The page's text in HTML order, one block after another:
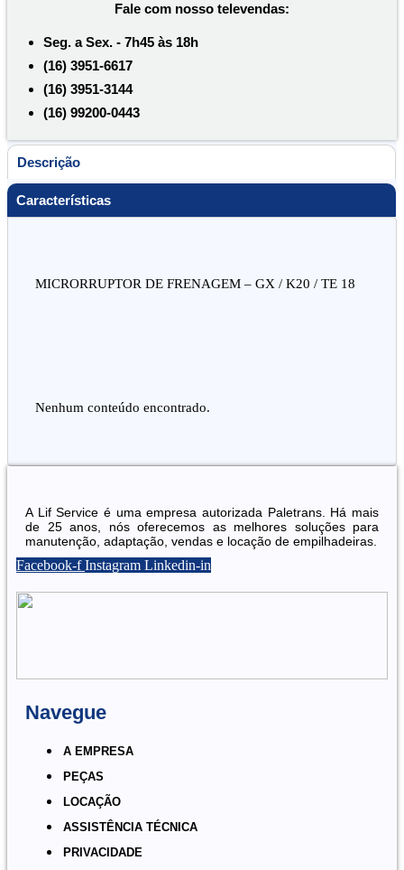
Fale com nosso televendas:
Seg. a Sex. - 7h45 às 18h
(16) 3951-6617
(16) 3951-3144
(16) 99200-0443
Descrição
Características
MICRORRUPTOR DE FRENAGEM – GX / K20 / TE 18
Nenhum conteúdo encontrado.
A Lif Service é uma empresa autorizada Paletrans. Há mais
de 25 anos, nós oferecemos as melhores soluções para
manutenção, adaptação, vendas e locação de empilhadeiras.
Facebook-f Instagram Linkedin-in
Navegue
A EMPRESA
PEÇAS
LOCAÇÃO
ASSISTÊNCIA TÉCNICA
PRIVACIDADE